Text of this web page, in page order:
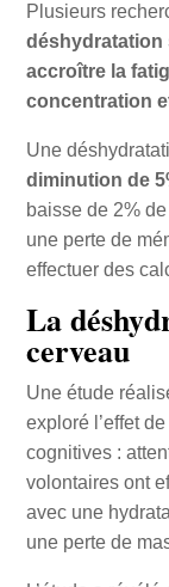
Plusieurs
déshydratation
accroître la
concentration
Une
diminution de
baisse de 2%
une perte de
effectuer des
La
cerveau
Une étude
exploré l’effet
cognitives :
volontaires ont
avec une
une perte de